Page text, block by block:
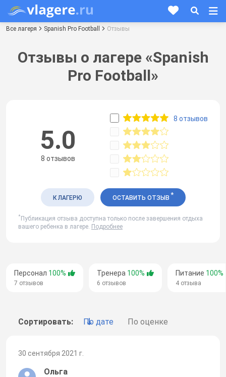
Все лагеря Spanish Pro Football Отзывы
Отзывы о лагере «Spanish
Pro Football»
Персонал 100%
7 отзывов
Тренера 100%
6 отзывов
Питание 100%
4 отзыва
Сортировать: По дате По оценке
30 сентября 2021 г.
Ольга
5.0
8 отзывов
8 отзывов
К ЛАГЕРЮ ОСТАВИТЬ ОТЗЫВ *
* Публикация отзыва доступна только после завершения отдыха
вашего ребенка в лагере. Подробнее